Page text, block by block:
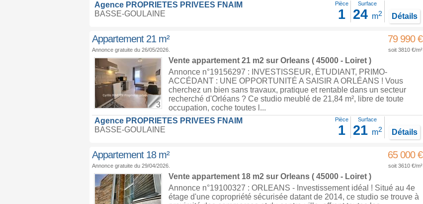
Agence PROPRIETES PRIVEES FNAIM
BASSE-GOULAINE
Pièce
1
Surface
24 m2 Détails
Appartement 21 m² 79 990 €
Annonce gratuite du 26/05/2026. soit 3810 €/m²
3
Vente appartement 21 m2 sur Orleans( 45000 - Loiret )
Annonce n°19156297 : INVESTISSEUR, ÉTUDIANT, PRIMO-
ACCÉDANT : UNE OPPORTUNITÉ A SAISIR A ORLÉANS ! Vous
cherchez un bien sans travaux, pratique et rentable dans un secteur
recherché d'Orléans ? Ce studio meublé de 21,84 m², libre de toute
occupation, coche toutes l...
Agence PROPRIETES PRIVEES FNAIM
BASSE-GOULAINE
Pièce
1
Surface
21 m2 Détails
Appartement 18 m² 65 000 €
Annonce gratuite du 29/04/2026. soit 3610 €/m²
Vente appartement 18 m2 sur Orleans( 45000 - Loiret )
Annonce n°19100327 : ORLEANS - Investissement idéal ! Situé au 4e
étage d'une copropriété sécurisée datant de 2014, ce studio se trouve à